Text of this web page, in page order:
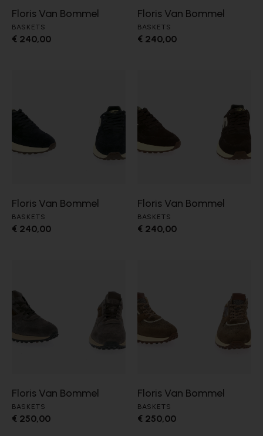
Floris Van Bommel
BASKETS
€ 240,00
Floris Van Bommel
BASKETS
€ 240,00
Floris Van Bommel
BASKETS
€ 240,00
Floris Van Bommel
BASKETS
€ 240,00
Floris Van Bommel
BASKETS
€ 250,00
Floris Van Bommel
BASKETS
€ 250,00